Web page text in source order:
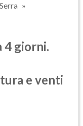
4 giorni.
e venti